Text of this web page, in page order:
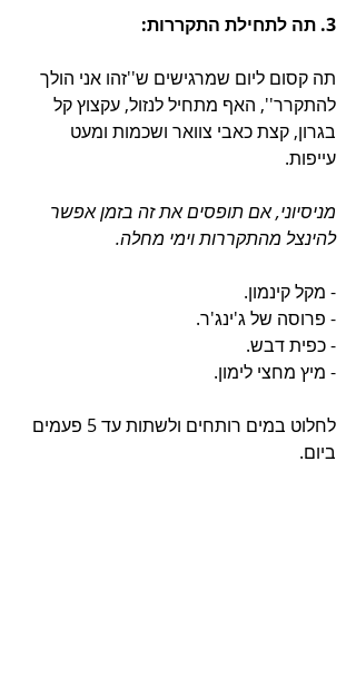
3. תה לתחילת התקררות:
תה קסום ליום שמרגישים ש''זהו אני הולך
להתקרר'', האף מתחיל לנזול, עקצוץ קל
בגרון, קצת כאבי צוואר ושכמות ומעט
עייפות.
מניסיוני, אם תופסים את זה בזמן אפשר
להינצל מהתקררות וימי מחלה.
- מקל קינמון.
- פרוסה של ג'ינג'ר.
- כפית דבש.
- מיץ מחצי לימון.
לחלוט במים רותחים ולשתות עד 5 פעמים
ביום.